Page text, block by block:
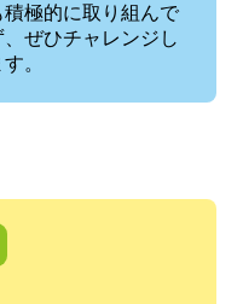
極的に取り組んで
ぜひチャレンジし
。